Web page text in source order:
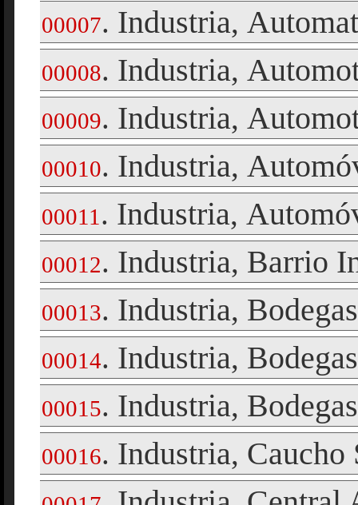
00007. Industria,
00008. Industria,
00009. Industria,
00010. Industria,
00011 . Industria,
00012. Industria, Barrio
00013. Industria, Bodegas
00014. Industria,
00015. Industria,
00016. Industria, Caucho